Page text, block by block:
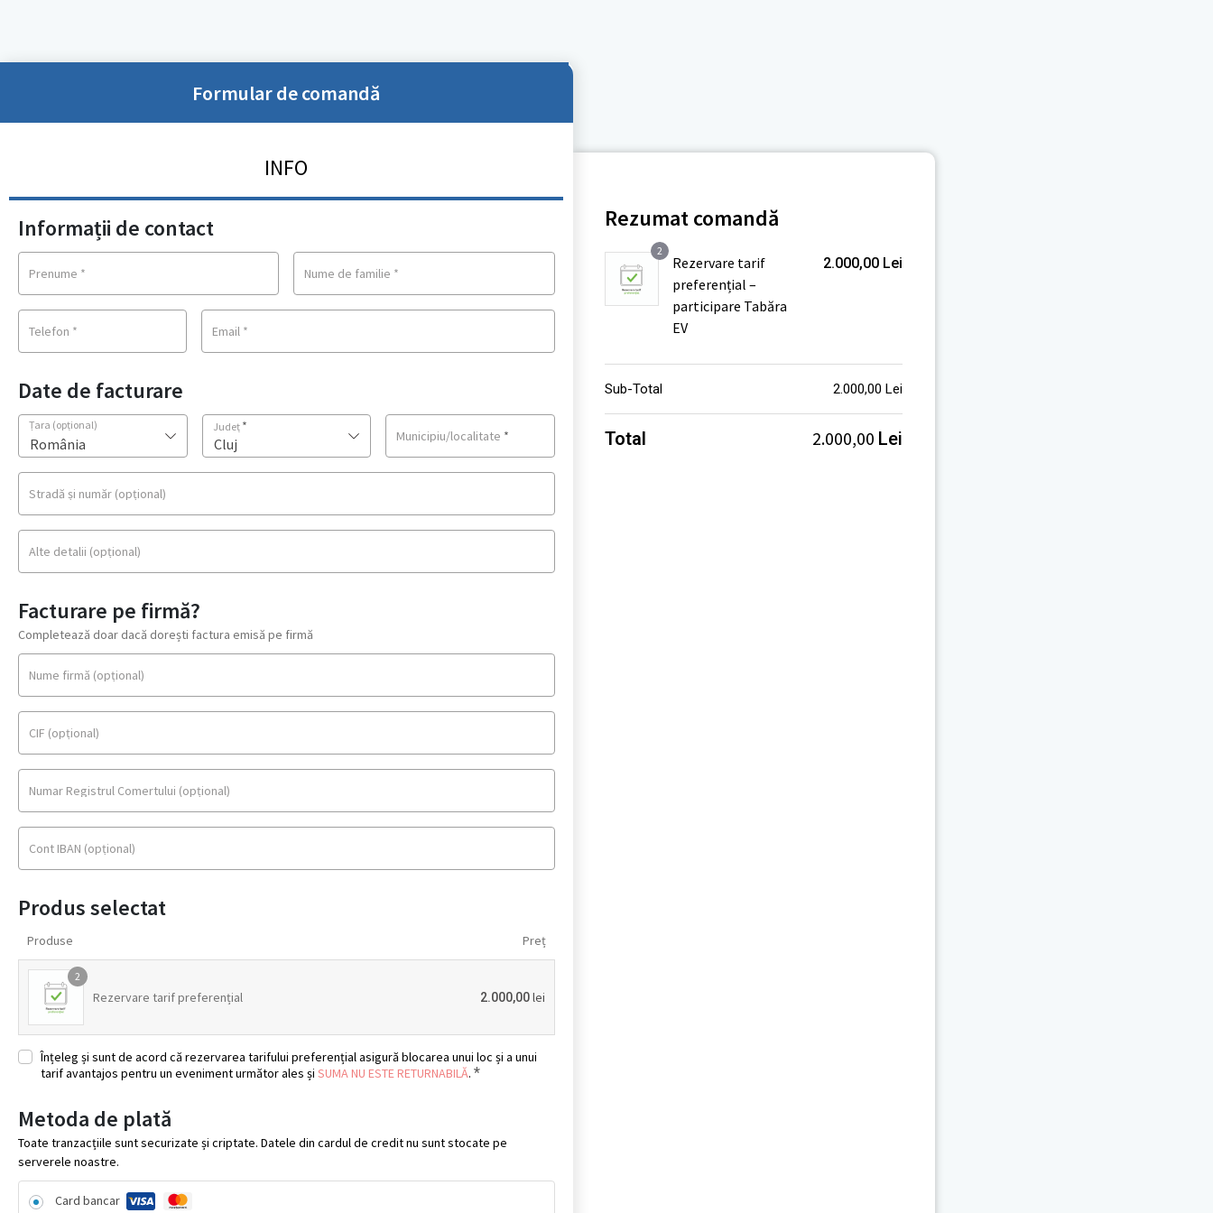
Formular de comandă
INFO
Informații de contact
Prenume * Nume de familie *
Telefon * Email *
Date de facturare
Țara (opțional)
România
Județ *
Cluj Municipiu/localitate *
Stradă și număr (opțional)
Alte detalii (opțional)
Facturare pe firmă?
Completează doar dacă dorești factura emisă pe firmă
Nume firmă (opțional)
CIF (opțional)
Numar Registrul Comertului (opțional)
Cont IBAN (opțional)
Produs selectat
Produse Preț
2
Rezervare tarif preferențial 2.000,00lei
Înțeleg și sunt de acord că rezervarea tarifului preferențial asigură blocarea unui loc și a unui
tarif avantajos pentru un eveniment următor ales și SUMA NU ESTE RETURNABILĂ. *
Metoda de plată
Toate tranzacțiile sunt securizate și criptate. Datele din cardul de credit nu sunt stocate pe
serverele noastre.
Card bancar
Rezumat comandă
2
Rezervare tarif
preferențial –
participare Tabăra
EV
2.000,00 Lei
Sub-Total 2.000,00 Lei
Total 2.000,00 Lei